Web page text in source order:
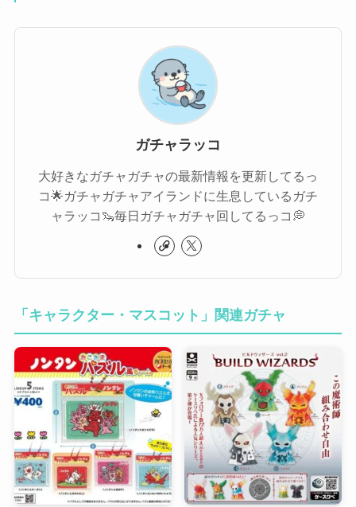
ガチャラッコ
大好きなガチャガチャの最新情報を更新してるっ
コ🌟ガチャガチャアイランドに生息しているガチ
ャラッコ🦦毎日ガチャガチャ回してるっコ💭
「キャラクター・マスコット」関連ガチャ